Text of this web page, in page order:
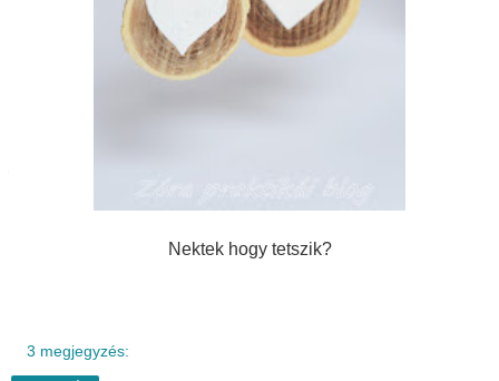
Nektek hogy tetszik?
3 megjegyzés: